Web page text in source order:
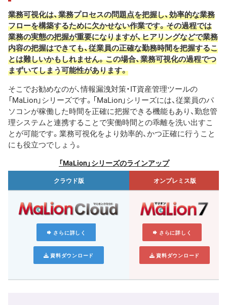
業務可視化は、業務プロセスの問題点を把握し、効率的な業務
フローを構築するために欠かせない作業です。その過程では
業務の実態の把握が重要になりますが、ヒアリングなどで業務
内容の把握はできても、従業員の正確な勤務時間を把握するこ
とは難しいかもしれません。この場合、業務可視化の過程でつ
まずいてしまう可能性があります。
そこでお勧めなのが、情報漏洩対策・IT資産管理ツールの
「MaLion」シリーズです。「MaLion」シリーズには、従業員のパ
ソコンが稼働した時間を正確に把握できる機能もあり、勤怠管
理システムと連携することで実働時間との乖離を洗い出すこ
とが可能です。業務可視化をより効率的、かつ正確に行うこと
にも役立つでしょう。
「MaLion」シリーズのラインアップ
クラウド版 オンプレミス版
さらに詳しく
資料ダウンロード
さらに詳しく
資料ダウンロード